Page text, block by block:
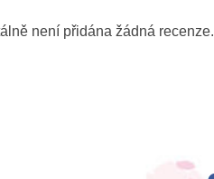
není přidána žádná recenze.